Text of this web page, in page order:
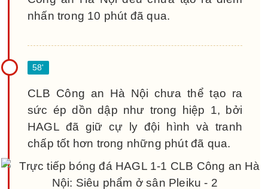
nhấn trong 10 phút đã qua.
CLB Công an Hà Nội chưa thể tạo ra
sức ép dồn dập như trong hiệp 1, bởi
HAGL đã giữ cự ly đội hình và tranh
chấp tốt hơn trong những phút đã qua.